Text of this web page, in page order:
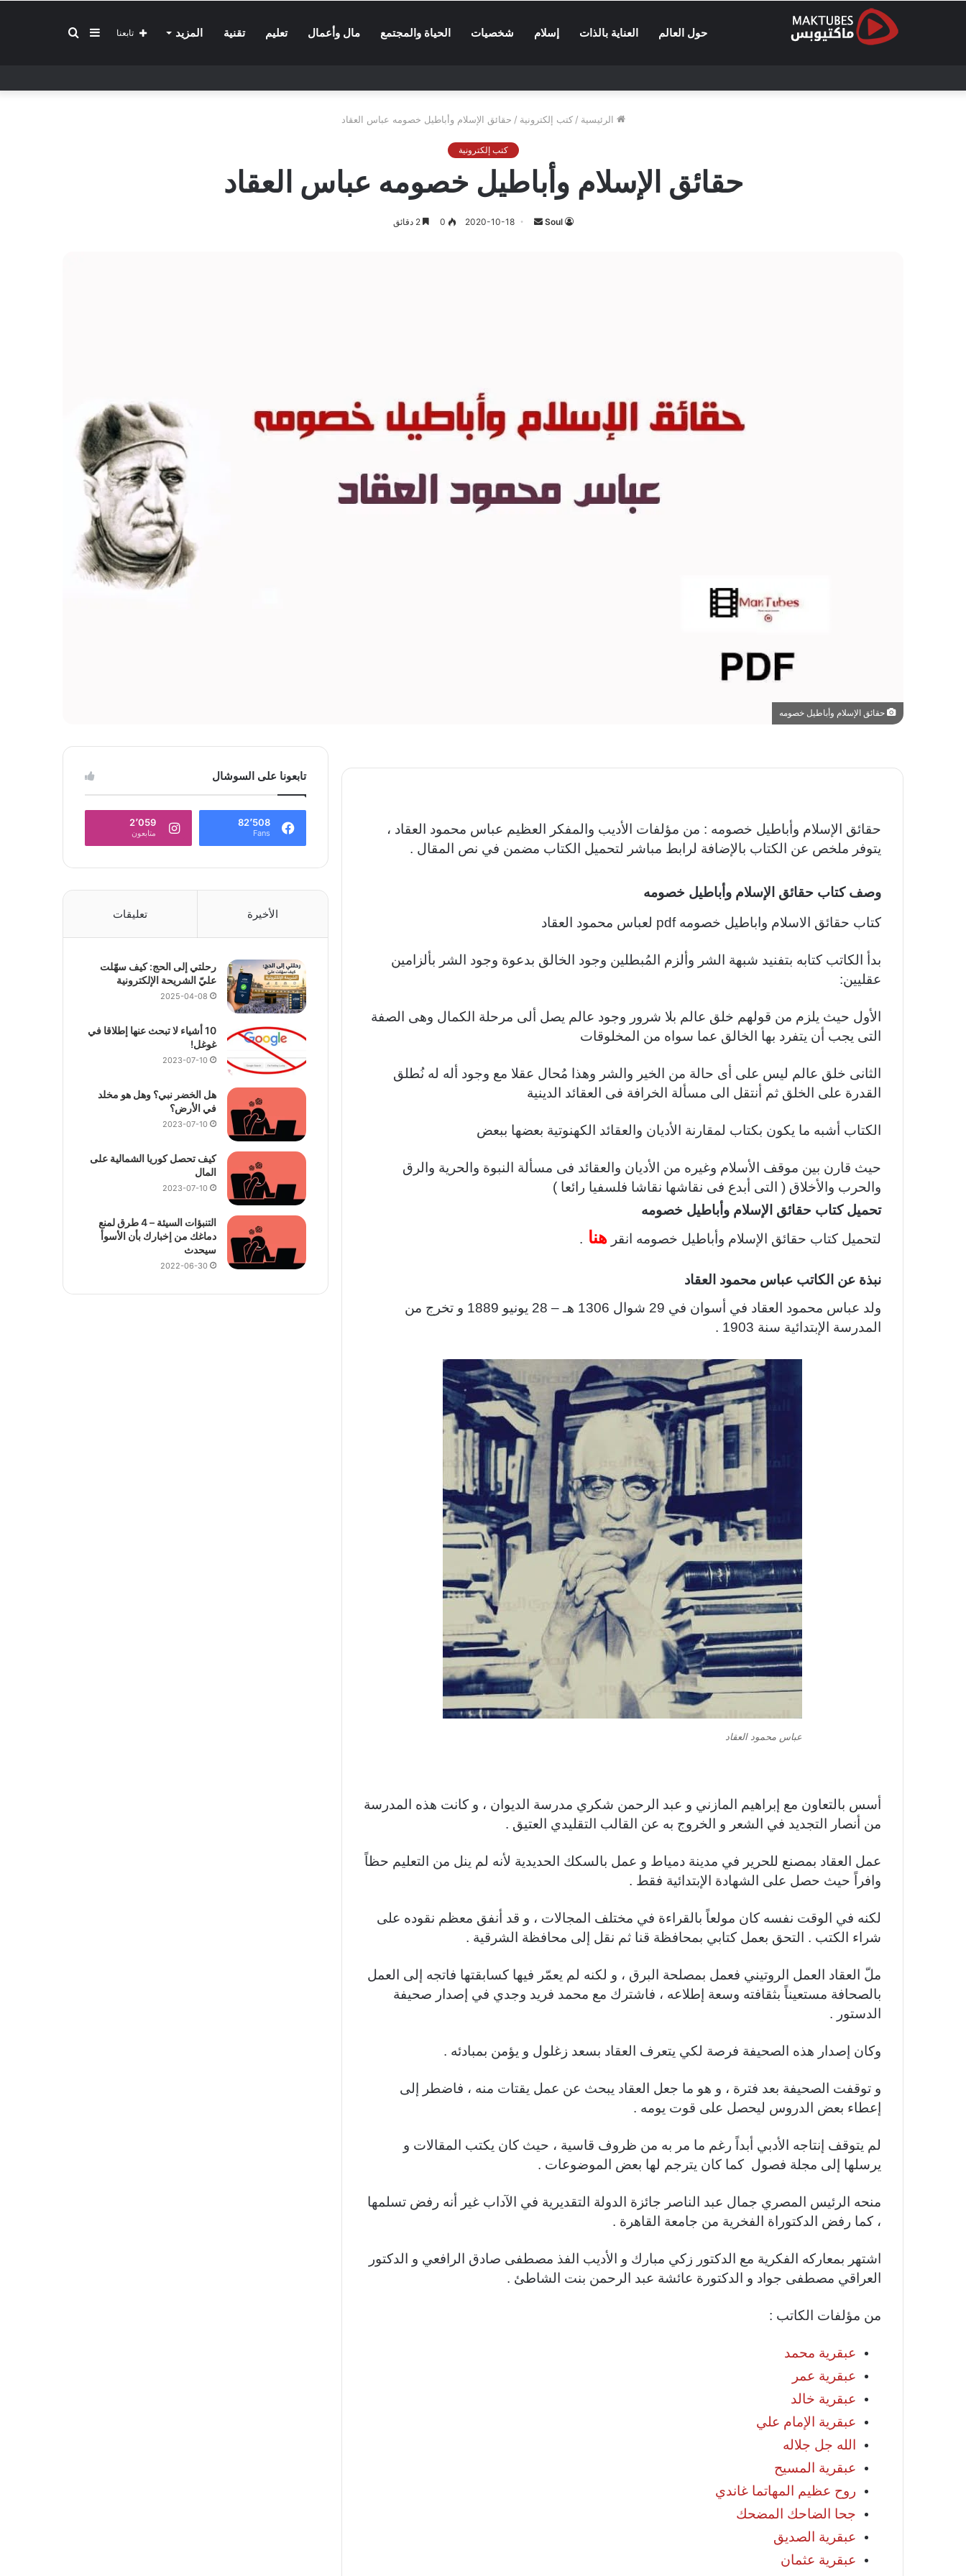
حول العالم العناية بالذات إسلام شخصيات الحياة والمجتمع مال وأعمال تعليم تقنية المزيد بحثإضافة تابعنا
الرئيسية / كتب إلكترونية / حقائق الإسلام وأباطيل خصومه عباس العقاد
كتب إلكترونية
حقائق الإسلام وأباطيل خصومه عباس العقاد
Soul
أرسل2020-10-18
0 2 دقائق
حقائق الإسلام وأباطيل خصومه
حقائق الإسلام وأباطيل خصومه : من مؤلفات الأديب والمفكر العظيم عباس محمود العقاد ،
يتوفر ملخص عن الكتاب بالإضافة لرابط مباشر لتحميل الكتاب مضمن في نص المقال .
وصف كتاب حقائق الإسلام وأباطيل خصومه
كتاب حقائق الاسلام واباطيل خصومه pdf لعباس محمود العقاد
بدأ الكاتب كتابه بتفنيد شبهة الشر وألزم المُبطلين وجود الخالق بدعوة وجود الشر بألزامين
عقليين:
الأول حيث يلزم من قولهم خلق عالم بلا شرور وجود عالم يصل ألى مرحلة الكمال وهى الصفة
التى يجب أن يتفرد بها الخالق عما سواه من المخلوقات
الثانى خلق عالم ليس على أى حالة من الخير والشر وهذا مُحال عقلا مع وجود أله له نُطلق
القدرة على الخلق ثم أنتقل الى مسألة الخرافة فى العقائد الدينية
الكتاب أشبه ما يكون بكتاب لمقارنة الأديان والعقائد الكهنوتية بعضها ببعض
حيث قارن بين موقف الأسلام وغيره من الأديان والعقائد فى مسألة النبوة والحرية والرق
والحرب والأخلاق ( التى أبدع فى نقاشها نقاشا فلسفيا رائعا )
تحميل كتاب حقائق الإسلام وأباطيل خصومه
لتحميل كتاب حقائق الإسلام وأباطيل خصومه انقر هنا .
نبذة عن الكاتب عباس محمود العقاد
ولد عباس محمود العقاد في أسوان في 29 شوال 1306 هـ – 28 يونيو 1889 و تخرج من
المدرسة الإبتدائية سنة 1903 .
عباس محمود العقاد
أسس بالتعاون مع إبراهيم المازني و عبد الرحمن شكري مدرسة الديوان ، و كانت هذه المدرسة
من أنصار التجديد في الشعر و الخروج به عن القالب التقليدي العتيق .
عمل العقاد بمصنع للحرير في مدينة دمياط و عمل بالسكك الحديدية لأنه لم ينل من التعليم حظاً
وافراً حيث حصل على الشهادة الإبتدائية فقط .
لكنه في الوقت نفسه كان مولعاً بالقراءة في مختلف المجالات ، و قد أنفق معظم نقوده على
شراء الكتب . التحق بعمل كتابي بمحافظة قنا ثم نقل إلى محافظة الشرقية .
ملّ العقاد العمل الروتيني فعمل بمصلحة البرق ، و لكنه لم يعمّر فيها كسابقتها فاتجه إلى العمل
بالصحافة مستعيناً بثقافته وسعة إطلاعه ، فاشترك مع محمد فريد وجدي في إصدار صحيفة
الدستور .
وكان إصدار هذه الصحيفة فرصة لكي يتعرف العقاد بسعد زغلول و يؤمن بمبادئه .
و توقفت الصحيفة بعد فترة ، و هو ما جعل العقاد يبحث عن عمل يقتات منه ، فاضطر إلى
إعطاء بعض الدروس ليحصل على قوت يومه .
لم يتوقف إنتاجه الأدبي أبداً رغم ما مر به من ظروف قاسية ، حيث كان يكتب المقالات و
يرسلها إلى مجلة فصول كما كان يترجم لها بعض الموضوعات .
منحه الرئيس المصري جمال عبد الناصر جائزة الدولة التقديرية في الآداب غير أنه رفض تسلمها
، كما رفض الدكتوراة الفخرية من جامعة القاهرة .
اشتهر بمعاركه الفكرية مع الدكتور زكي مبارك و الأديب الفذ مصطفى صادق الرافعي و الدكتور
العراقي مصطفى جواد و الدكتورة عائشة عبد الرحمن بنت الشاطئ .
من مؤلفات الكاتب :
عبقرية محمد
عبقرية عمر
عبقرية خالد
عبقرية الإمام علي
الله جل جلاله
عبقرية المسيح
روح عظيم المهاتما غاندي
جحا الضاحك المضحك
عبقرية الصديق
عبقرية عثمان
تابعونا على السوشال
82٬508
Fans
2٬059
متابعون
الأخيرة تعليقات
رحلتي إلى الحج: كيف سهّلت
عليّ الشريحة الإلكترونية
2025-04-08
10 أشياء لا تبحث عنها إطلاقا في
غوغل!
2023-07-10
هل الخضر نبي؟ وهل هو مخلد
في الأرض؟
2023-07-10
كيف تحصل كوريا الشمالية على
المال
2023-07-10
التنبؤات السيئة – 4 طرق لمنع
دماغك من إخبارك بأن الأسوأ
سيحدث
2022-06-30